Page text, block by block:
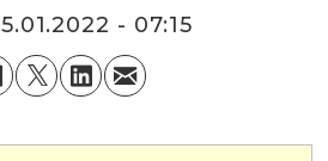
25.01.2022 - 07:15